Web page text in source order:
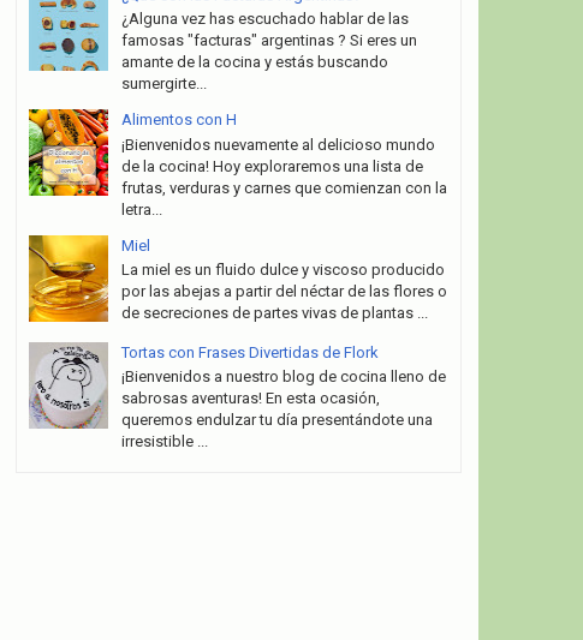
¿Alguna vez has escuchado hablar de las
famosas "facturas" argentinas ? Si eres un
amante de la cocina y estás buscando
sumergirte...
Alimentos con H
¡Bienvenidos nuevamente al delicioso mundo
de la cocina! Hoy exploraremos una lista de
frutas, verduras y carnes que comienzan con la
letra...
Miel
La miel es un fluido dulce y viscoso producido
por las abejas a partir del néctar de las flores o
de secreciones de partes vivas de plantas ...
Tortas con Frases Divertidas de Flork
¡Bienvenidos a nuestro blog de cocina lleno de
sabrosas aventuras! En esta ocasión,
queremos endulzar tu día presentándote una
irresistible ...